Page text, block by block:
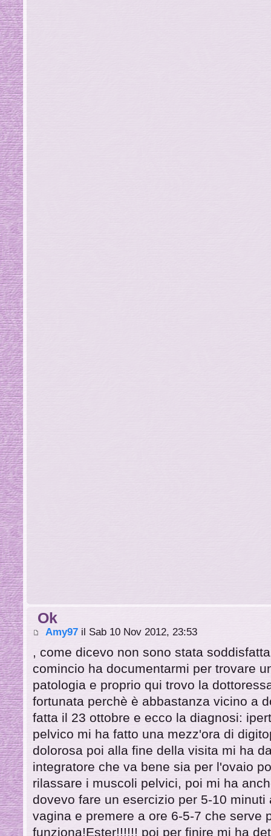
Ok
Amy97 il Sab 10 Nov 2012, 23:53
, come dicevo non sono stata
comincio ha documentarmi per trovare
patologia e proprio qui trovo la
fortunata perchè è abbastanza vicino a
fatta il 23 ottobre e ecco la diagnosi:
pelvico mi ha fatto una mezz'ora di
dolorosa poi alla fine della visita mi ha
integratore che va bene sia per l'ovaio
rilassare i muscoli pelvici, poi mi ha
dovevo fare un esercizio per 5-10
vagina e premere a ore 6-5-7 che serve
funziona!Ester!!!!!! poi per finire mi ha